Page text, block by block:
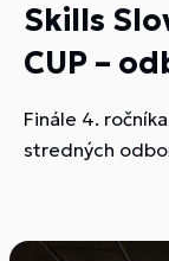
Skills
CUP –
Finále 4.
stredných